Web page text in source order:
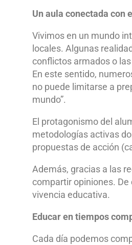
Un aula conectada con
Vivimos en un mundo
locales. Algunas
conflictos armados o
En este sentido,
no puede limitarse a
mundo”.
El protagonismo del
metodologías activas
propuestas de acción
Además, gracias a las
compartir opiniones. De
vivencia educativa.
Educar en tiempos
Cada día podemos